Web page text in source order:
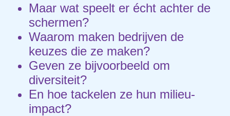
Maar wat speelt er écht achter de
schermen?
Waarom maken bedrijven de
keuzes die ze maken?
Geven ze bijvoorbeeld om
diversiteit?
En hoe tackelen ze hun milieu-
impact?